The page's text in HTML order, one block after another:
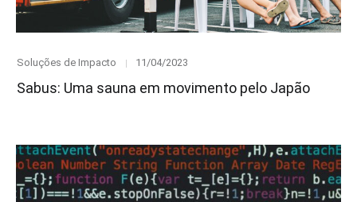
Category
Soluções de Impacto
Posted
11/04/2023
Sabus: Uma sauna em movimento pelo Japão